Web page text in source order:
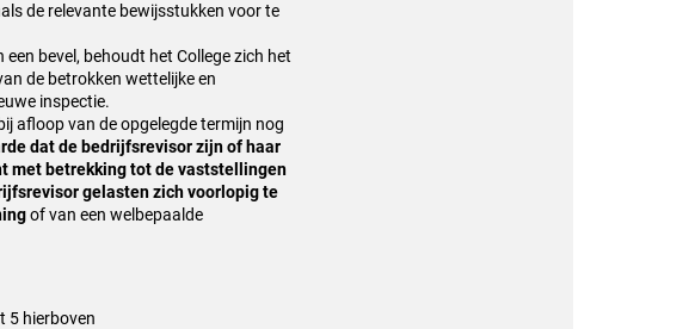
de relevante bewijsstukken voor te
bevel, behoudt het College zich het
de betrokken wettelijke en
inspectie.
afloop van de opgelegde termijn nog
dat de bedrijfsrevisor zijn of haar
met betrekking tot de vaststellingen
gelasten zich voorlopig te
of van een welbepaalde
5 hierboven